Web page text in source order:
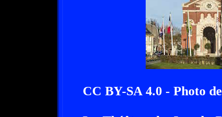
CC BY-SA 4.0 - Photo